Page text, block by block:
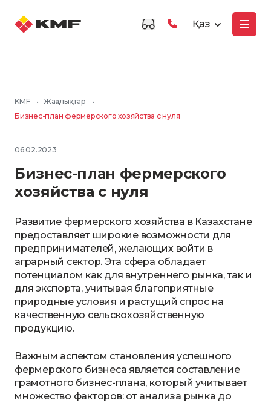
Қаз
KMF • Жаңалықтар
•
Бизнес-план фермерского хозяйства с нуля
06.02.2023
Бизнес-план фермерского
хозяйства с нуля
Развитие фермерского хозяйства в Казахстане
предоставляет широкие возможности для
предпринимателей, желающих войти в
аграрный сектор. Эта сфера обладает
потенциалом как для внутреннего рынка, так и
для экспорта, учитывая благоприятные
природные условия и растущий спрос на
качественную сельскохозяйственную
продукцию.
Важным аспектом становления успешного
фермерского бизнеса является составление
грамотного бизнес-плана, который учитывает
множество факторов: от анализа рынка до